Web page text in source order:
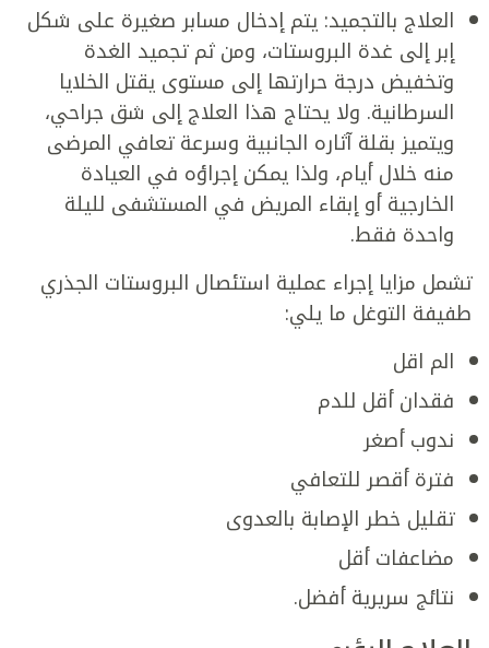
العلاج بالتجميد: يتم إدخال مسابر صغيرة على شكل
إبر إلى غدة البروستات، ومن ثم تجميد الغدة
وتخفيض درجة حرارتها إلى مستوى يقتل الخلايا
السرطانية. ولا يحتاج هذا العلاج إلى شق جراحي،
ويتميز بقلة آثاره الجانبية وسرعة تعافي المرضى
منه خلال أيام، ولذا يمكن إجراؤه في العيادة
الخارجية أو إبقاء المريض في المستشفى لليلة
واحدة فقط.
تشمل مزايا إجراء عملية استئصال البروستات الجذري
طفيفة التوغل ما يلي:
الم اقل
فقدان أقل للدم
ندوب أصغر
فترة أقصر للتعافي
تقليل خطر الإصابة بالعدوى
مضاعفات أقل
نتائج سريرية أفضل.